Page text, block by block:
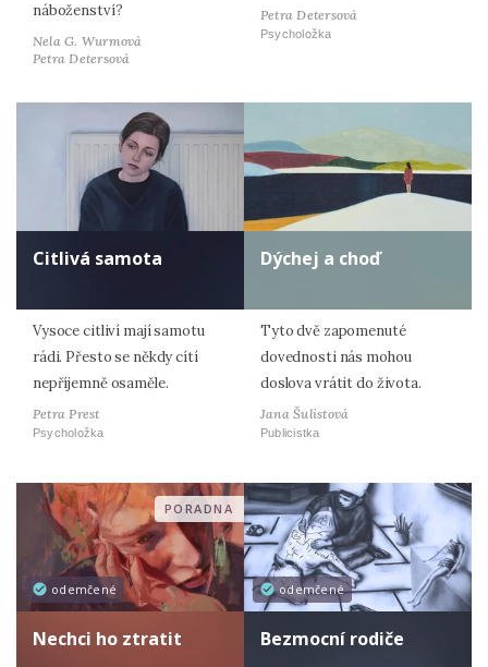
náboženství?
Nela G. Wurmová
Petra Detersová
Petra Detersová
Psycholožka
Citlivá samota
Vysoce citliví mají samotu
rádi. Přesto se někdy cítí
nepříjemně osaměle.
Petra Prest
Psycholožka
Dýchej a choď
Tyto dvě zapomenuté
dovednosti nás mohou
doslova vrátit do života.
Jana Šulistová
Publicistka
odemčené
PORADNA
Nechci ho ztratit
odemčené
Bezmocní rodiče